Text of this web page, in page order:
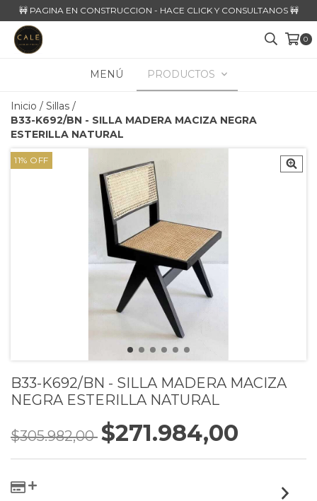
🚧 PAGINA EN CONSTRUCCION - HACE CLICK Y CONSULTANOS 🚧
0
MENÚ PRODUCTOS
Inicio / Sillas /
B33-K692/BN - SILLA MADERA MACIZA NEGRA
ESTERILLA NATURAL
11% OFF
B33-K692/BN - SILLA MADERA MACIZA
NEGRA ESTERILLA NATURAL
$305.982,00 $271.984,00